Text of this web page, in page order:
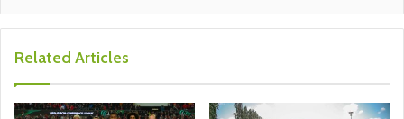
Related Articles